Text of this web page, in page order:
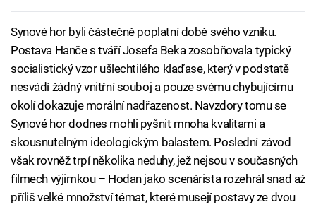
Synové hor byli částečně poplatní době svého vzniku.
Postava Hanče s tváří Josefa Beka zosobňovala typický
socialistický vzor ušlechtilého klaďase, který v podstatě
nesvádí žádný vnitřní souboj a pouze svému chybujícímu
okolí dokazuje morální nadřazenost. Navzdory tomu se
Synové hor dodnes mohli pyšnit mnoha kvalitami a
skousnutelným ideologickým balastem. Poslední závod
však rovněž trpí několika neduhy, jež nejsou v současných
filmech výjimkou – Hodan jako scenárista rozehrál snad až
příliš velké množství témat, které musejí postavy ze dvou